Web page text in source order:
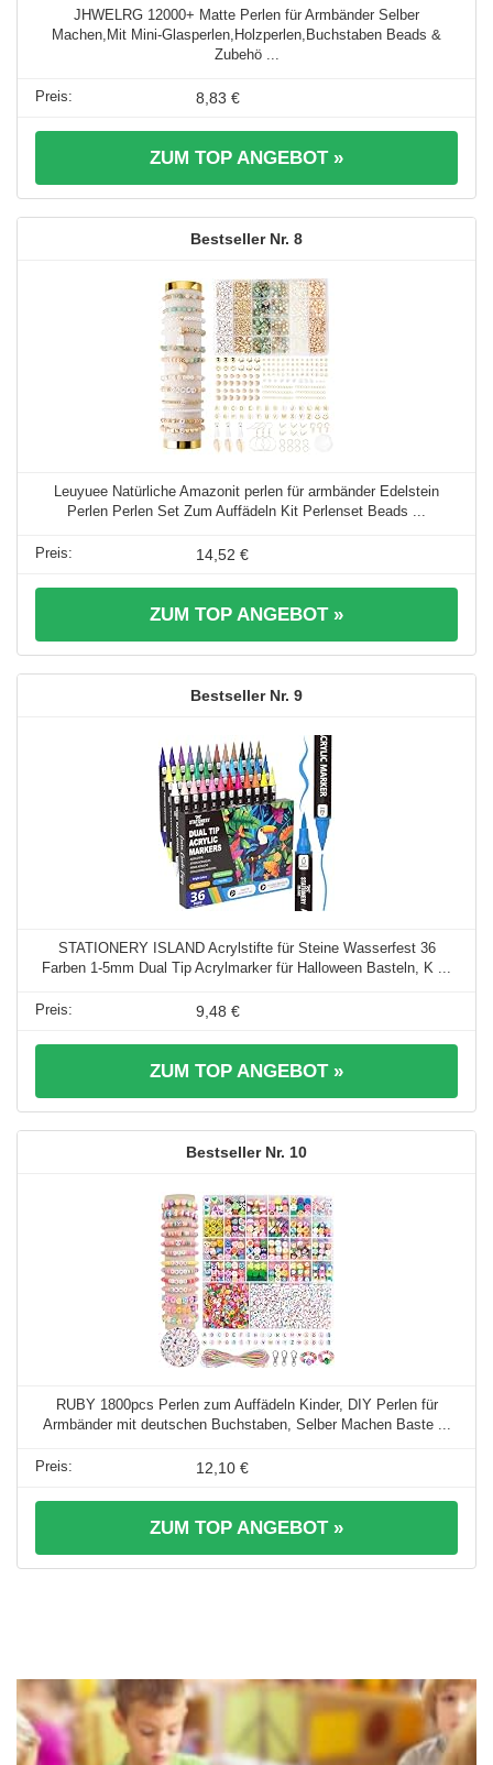
JHWELRG 12000+ Matte Perlen für Armbänder Selber
Machen,Mit Mini-Glasperlen,Holzperlen,Buchstaben Beads &
Zubehö ...
8,83 €
ZUM TOP ANGEBOT »
8
Leuyuee Natürliche Amazonit perlen für armbänder Edelstein
Perlen Perlen Set Zum Auffädeln Kit Perlenset Beads ...
14,52 €
ZUM TOP ANGEBOT »
9
STATIONERY ISLAND Acrylstifte für Steine Wasserfest 36
Farben 1-5mm Dual Tip Acrylmarker für Halloween Basteln, K ...
9,48 €
ZUM TOP ANGEBOT »
10
RUBY 1800pcs Perlen zum Auffädeln Kinder, DIY Perlen für
Armbänder mit deutschen Buchstaben, Selber Machen Baste ...
12,10 €
ZUM TOP ANGEBOT »